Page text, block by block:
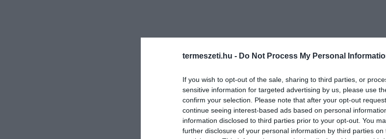
termeszeti.hu - Do Not Process My Personal
If you wish to opt-out of the sale, sharing to third parties, or
sensitive information for targeted advertising by us, please use
confirm your selection. Please note that after your opt-out
continue seeing interest-based ads based on personal
information disclosed to third parties prior to your opt-out. You
further disclosure of your personal information by third parties on